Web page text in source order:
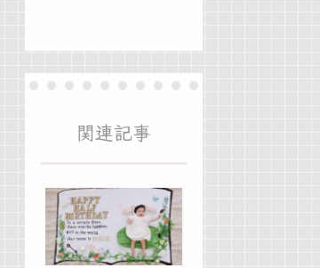
関連記事